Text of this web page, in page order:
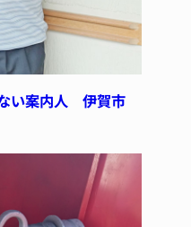
い案内人 伊賀市